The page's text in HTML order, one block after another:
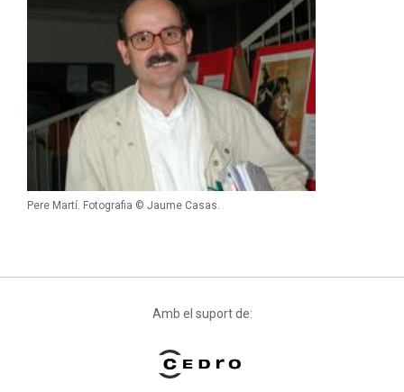
Pere Martí. Fotografia © Jaume Casas.
Amb el suport de: